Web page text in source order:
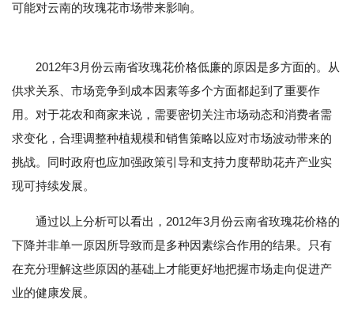
可能对云南的玫瑰花市场带来影响。
2012年3月份云南省玫瑰花价格低廉的原因是多方面的。从
供求关系、市场竞争到成本因素等多个方面都起到了重要作
用。对于花农和商家来说，需要密切关注市场动态和消费者需
求变化，合理调整种植规模和销售策略以应对市场波动带来的
挑战。同时政府也应加强政策引导和支持力度帮助花卉产业实
现可持续发展。
通过以上分析可以看出，2012年3月份云南省玫瑰花价格的
下降并非单一原因所导致而是多种因素综合作用的结果。只有
在充分理解这些原因的基础上才能更好地把握市场走向促进产
业的健康发展。